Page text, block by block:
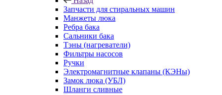
Запчасти для стиральных машин
Манжеты люка
Ребра бака
Сальники бака
Тэны (нагреватели)
Фильтры насосов
Ручки
Электромагнитные клапаны (КЭНы)
Замок люка (УБЛ)
Шланги сливные